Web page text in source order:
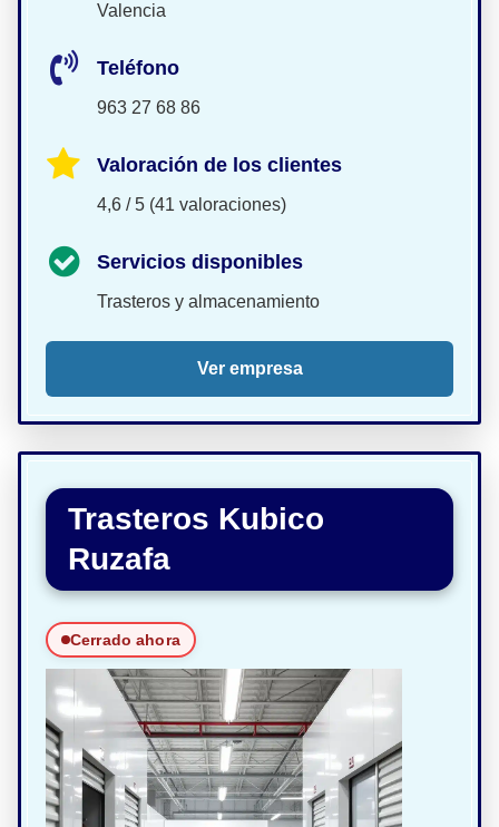
Valencia
Teléfono
963 27 68 86
Valoración de los clientes
4,6 / 5 (41 valoraciones)
Servicios disponibles
Trasteros y almacenamiento
Ver empresa
Trasteros Kubico
Ruzafa
Cerrado ahora